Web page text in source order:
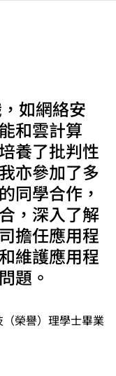
如網絡安
和雲計算
養了批判性
亦參加了多
同學合作，
，深入了解
擔任應用程
維護應用程
題。
榮譽）理學士畢業